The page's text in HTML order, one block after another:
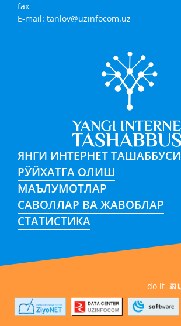
fax
E-mail: tanlov@uzinfocom.uz
ЯНГИ ИНТЕРНЕТ ТАШАББУСИ
РЎЙХАТГА ОЛИШ
МАЪЛУМОТЛАР
САВОЛЛАР ВА ЖАВОБЛАР
СТАТИСТИКА
do it